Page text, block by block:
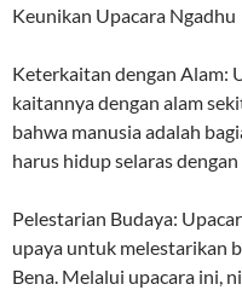
Keunikan Upacara Ngadhu
Keterkaitan dengan Alam:
kaitannya dengan alam
bahwa manusia adalah
harus hidup selaras dengan
Pelestarian Budaya:
upaya untuk melestarikan
Bena. Melalui upacara ini,